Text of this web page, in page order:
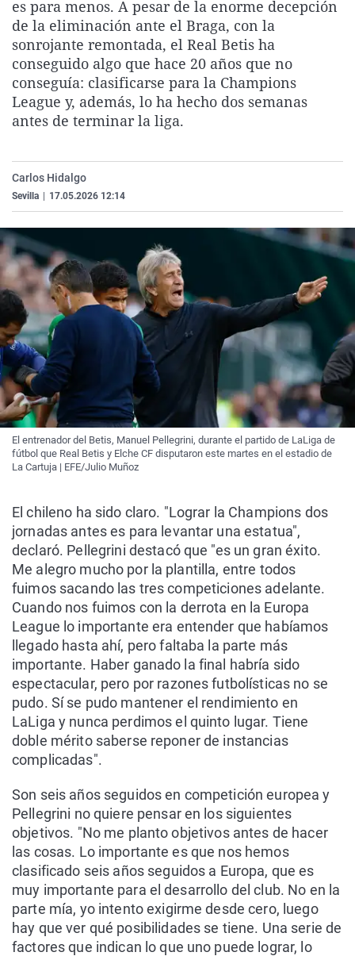
La rosa de los vientos
Gente viajera
Como el perro y el
Caso
Retornados
Equipo de
Operación Viuda
Extremadura
Galicia
La Rioja
Navarra
Virales
Televisión
Elecciones
es para menos. A pesar de la enorme decepción
de la eliminación ante el Braga, con la
sonrojante remontada, el Real Betis ha
conseguido algo que hace 20 años que no
conseguía: clasificarse para la Champions
League y, además, lo ha hecho dos semanas
antes de terminar la liga.
Carlos Hidalgo
Sevilla 17.05.2026 12:14
El entrenador del Betis, Manuel Pellegrini, durante el partido de LaLiga de
fútbol que Real Betis y Elche CF disputaron este martes en el estadio de
La Cartuja | EFE/Julio Muñoz
El chileno ha sido claro. "Lograr la Champions dos
jornadas antes es para levantar una estatua",
declaró. Pellegrini destacó que "es un gran éxito.
Me alegro mucho por la plantilla, entre todos
fuimos sacando las tres competiciones adelante.
Cuando nos fuimos con la derrota en la Europa
League lo importante era entender que habíamos
llegado hasta ahí, pero faltaba la parte más
importante. Haber ganado la final habría sido
espectacular, pero por razones futbolísticas no se
pudo. Sí se pudo mantener el rendimiento en
LaLiga y nunca perdimos el quinto lugar. Tiene
doble mérito saberse reponer de instancias
complicadas".
Son seis años seguidos en competición europea y
Pellegrini no quiere pensar en los siguientes
objetivos. "No me planto objetivos antes de hacer
las cosas. Lo importante es que nos hemos
clasificado seis años seguidos a Europa, que es
muy importante para el desarrollo del club. No en la
parte mía, yo intento exigirme desde cero, luego
hay que ver qué posibilidades se tiene. Una serie de
factores que indican lo que uno puede lograr, lo